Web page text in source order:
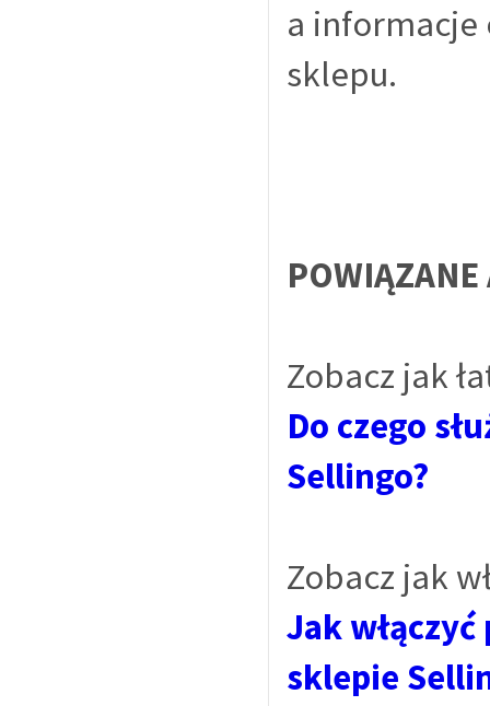
a informacje
sklepu.
POWIĄZANE
Zobacz jak
Do czego
Sellingo?
Zobacz jak
Jak
sklepie